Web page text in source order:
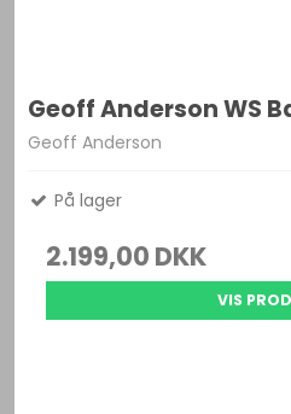
Geoff Anderson WS
Geoff Anderson
På lager
2.199,00 DKK
VIS